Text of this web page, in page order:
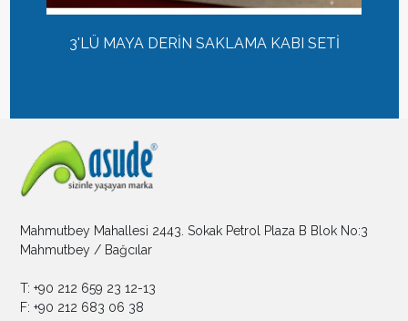
3'LÜ MAYA DERİN SAKLAMA KABI SETİ
Mahmutbey Mahallesi 2443. Sokak Petrol Plaza B Blok No:3
Mahmutbey / Bağcılar
T: +90 212 659 23 12-13
F: +90 212 683 06 38